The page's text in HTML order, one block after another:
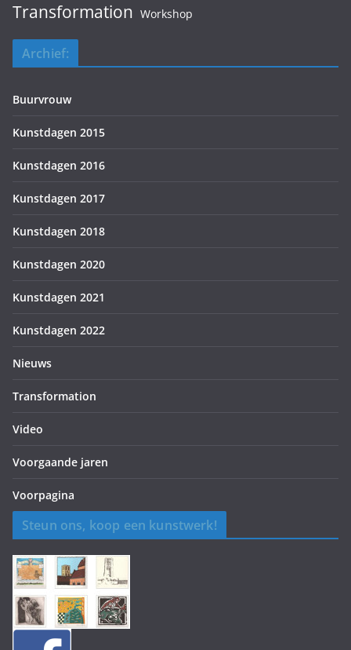
Transformation Workshop
Archief:
Buurvrouw
Kunstdagen 2015
Kunstdagen 2016
Kunstdagen 2017
Kunstdagen 2018
Kunstdagen 2020
Kunstdagen 2021
Kunstdagen 2022
Nieuws
Transformation
Video
Voorgaande jaren
Voorpagina
Steun ons, koop een kunstwerk!